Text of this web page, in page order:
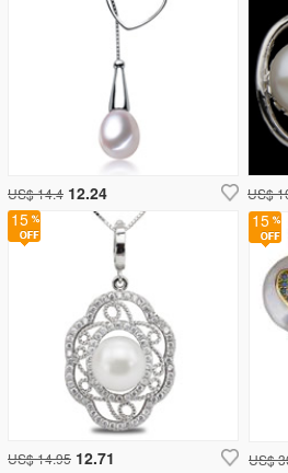
15
US$
US$
US$ 14.4 12.24
15
US$ 14.95 12.71